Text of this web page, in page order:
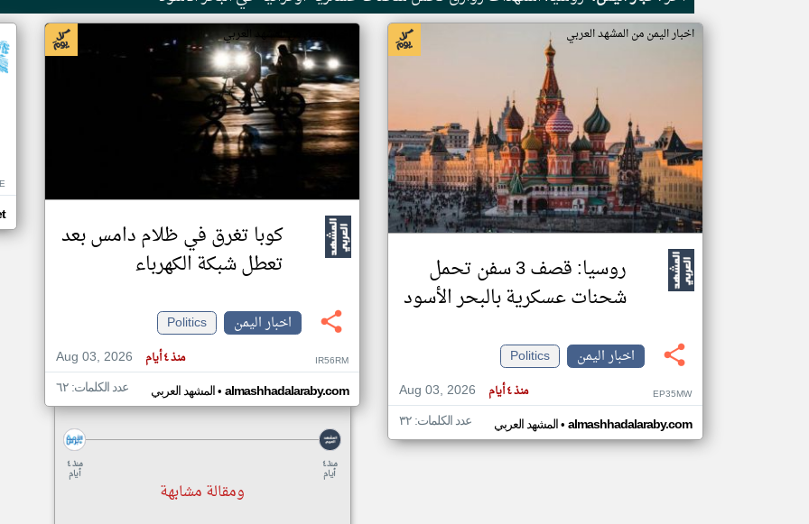
اخبار اليمن من المشهد العربي
روسيا: قصف 3 سفن تحمل
شحنات عسكرية بالبحر الأسود
اخبار اليمن
Politics
Aug 03, 2026
منذ ٤ أيام EP35MW
المشهد العربي• almashhadalaraby.com عدد الكلمات: ٣٢
اخبار اليمن من المشهد العربي
كوبا تغرق في ظلام دامس بعد
تعطل شبكة الكهرباء
اخبار اليمن
Politics
Aug 03, 2026
منذ ٤ أيام IR56RM
المشهد العربي• almashhadalaraby.com عدد الكلمات: ٦٢
منذ ٤
أيام
منذ ٤
أيام
ومقالة مشابهة